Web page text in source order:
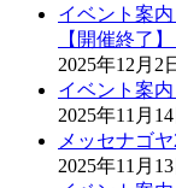
イベント案
【開催終了】
2025年12月2
イベント案
2025年11月14
メッセナゴ
2025年11月13